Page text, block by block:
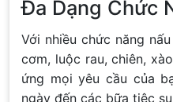
Đa Dạng Chức
Với nhiều chức năng
cơm, luộc rau, chiên,
ứng mọi yêu cầu của
ngày đến các bữa tiệc